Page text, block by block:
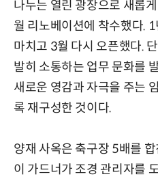
나누는 열린 광장으로 새롭
월 리노베이션에 착수했다.
마치고 3월 다시 오픈했다.
발히 소통하는 업무 문화를
새로운 영감과 자극을 주는
록 재구성한 것이다.
양재 사옥은 축구장 5배를
이 가드너가 조경 관리자를